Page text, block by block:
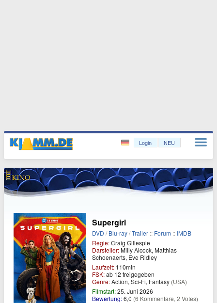
Login NEU
Supergirl
DVD /Blu-ray/Trailer :: Forum :: IMDB
Regie:Craig Gillespie
Darsteller:Milly Alcock, Matthias
Schoenaerts, Eve Ridley
Laufzeit: 110min
FSK:ab 12 freigegeben
Genre:Action, Sci-Fi, Fantasy (USA)
Filmstart:25. Juni 2026
Bewertung:6,0 (6 Kommentare, 2 Votes)